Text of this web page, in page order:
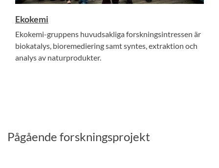
Ekokemi
Ekokemi-gruppens huvudsakliga forskningsintressen är
biokatalys, bioremediering samt syntes, extraktion och
analys av naturprodukter.
Pågående forskningsprojekt